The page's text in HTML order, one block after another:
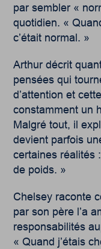
par sembler «
quotidien. «
c’était normal. »
Arthur décrit
pensées qui
d’attention et
constamment un
Malgré tout, il
devient parfois
certaines réalités
de poids. »
Chelsey raconte
par son père l’a
responsabilités
« Quand j’étais